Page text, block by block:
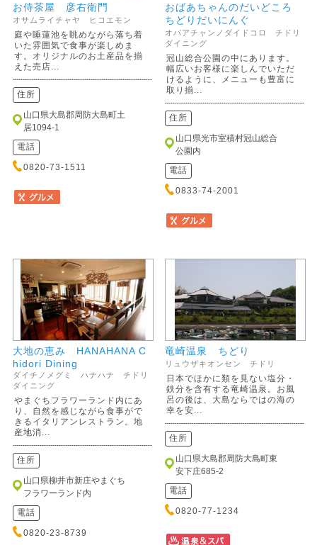
お侍茶屋 彦右衛門
オサムライチャヤ ヒコエモン
庭や睡蓮池を眺めながら落ち着
いた雰囲気で食事が楽しめま
す。オリジナルのお土産品を揃
えた売店...
住所
山口県大島郡周防大島町土
居1094-1
電話
0820-73-1511
おばあちゃんのだいどころ
ちどりだいにんぐ
オバアチャンノダイドコロ チドリ
ダイニング
冠山総合公園の中にあります。
幅広いお客様に楽しんでいただ
けるように、メニューも豊富に
取り揃...
住所
山口県光市室積村冠山総合
公園内
電話
0833-74-2001
大地の恵み HANAHANA C
hidori Dining
ダイチノメグミ ハナハナ チドリ
ダイニング
やまぐちフラワーランド内にあ
り、自然を感じながら食事がで
きるイタリアンレストラン。地
産地消...
住所
山口県柳井市新庄やまぐち
フラワーランド内
電話
0820-23-8739
竜崎温泉 ちどり
リュウザキオンセン チドリ
日本でほかに類を見ない塩分・
鉄分を含有する竜崎温泉。お風
呂の後は、大島ならではの海の
幸を安...
住所
山口県大島郡周防大島町東
安下庄685-2
電話
0820-77-1234